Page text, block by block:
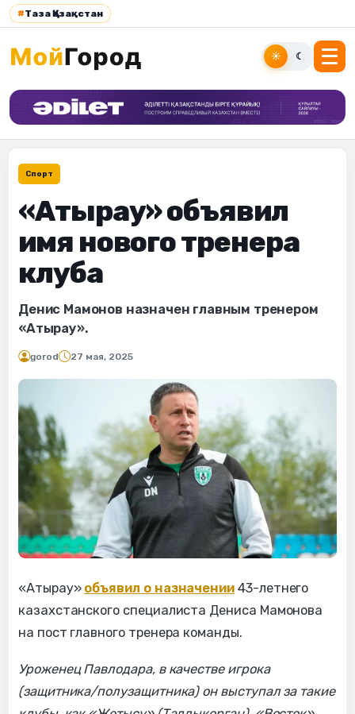
#Таза Қазақстан
☀ ☾
Спорт
«Атырау» объявил
имя нового тренера
клуба
Денис Мамонов назначен главным тренером
«Атырау».
gorod 27 мая, 2025
«Атырау» объявил о назначении 43-летнего
казахстанского специалиста Дениса Мамонова
на пост главного тренера команды.
Уроженец Павлодара, в качестве игрока
(защитника/полузащитника) он выступал за такие